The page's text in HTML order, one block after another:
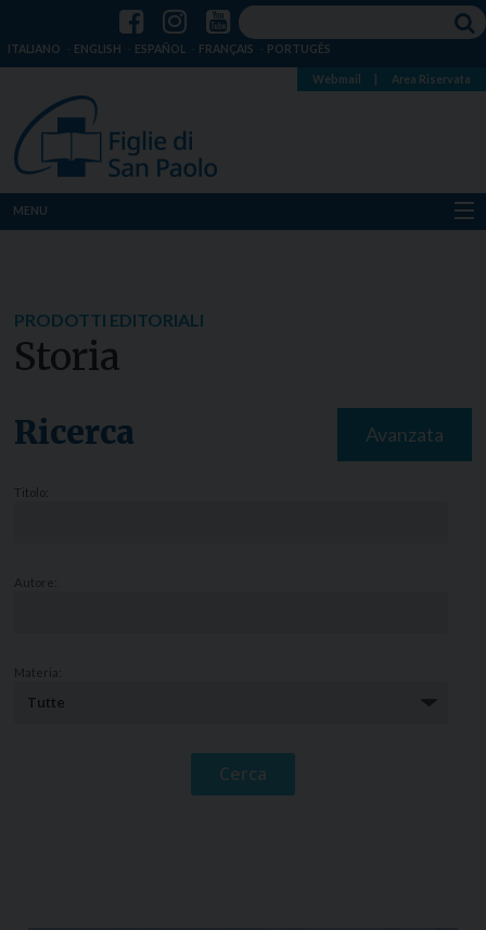
ITALIANO ENGLISH ESPAÑOL FRANÇAIS PORTUGÊS
Webmail Area Riservata
MENU
Notizie
PRODOTTI EDITORIALI
Storia
Ricerca Avanzata
Titolo:
Autore:
Materia: